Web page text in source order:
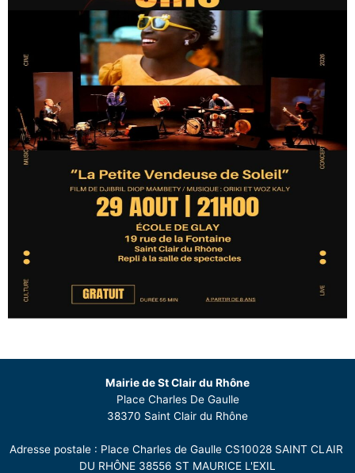
Mairie de St Clair du Rhône
Place Charles De Gaulle
38370 Saint Clair du Rhône
Adresse postale : Place Charles de Gaulle CS10028 SAINT CLAIR
DU RHÔNE 38556 ST MAURICE L'EXIL